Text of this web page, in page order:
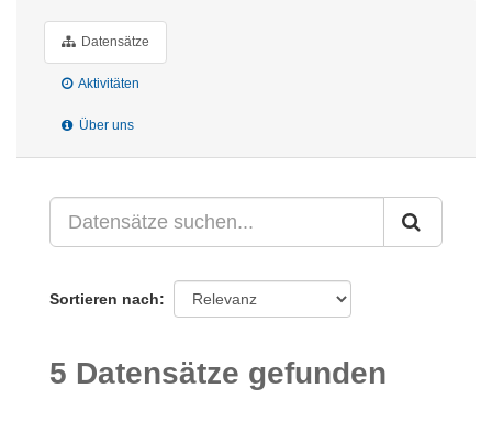
Datensätze
Aktivitäten
Über uns
Sortieren nach
5 Datensätze gefunden